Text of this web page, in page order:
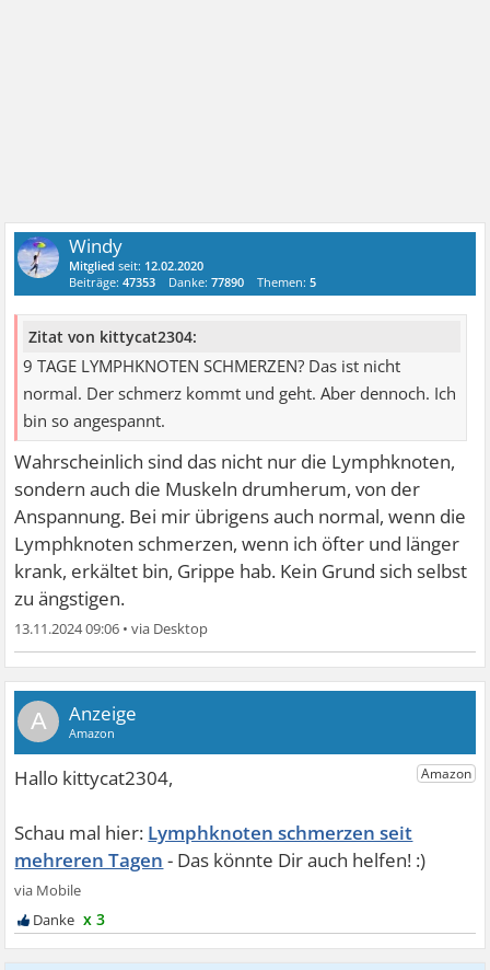
Windy
Mitglied seit: 12.02.2020
Beiträge:47353 Danke:77890 Themen:5
Zitat von kittycat2304:
9 TAGE LYMPHKNOTEN SCHMERZEN? Das ist nicht
normal. Der schmerz kommt und geht. Aber dennoch. Ich
bin so angespannt.
Wahrscheinlich sind das nicht nur die Lymphknoten,
sondern auch die Muskeln drumherum, von der
Anspannung. Bei mir übrigens auch normal, wenn die
Lymphknoten schmerzen, wenn ich öfter und länger
krank, erkältet bin, Grippe hab. Kein Grund sich selbst
zu ängstigen.
13.11.2024 09:06 •
A
Lymphknoten schmerzen seit
mehreren Tagen
x 3